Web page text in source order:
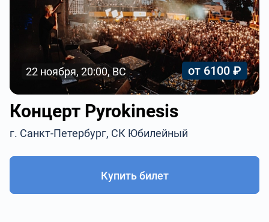
22 ноября, 20:00, ВС от 6100 ₽
Концерт Pyrokinesis
г. Санкт-Петербург, СК Юбилейный
Купить билет